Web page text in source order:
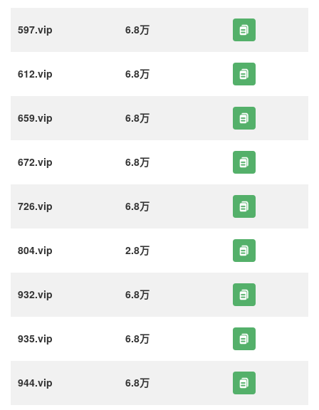
597.vip 6.8万
612.vip 6.8万
659.vip 6.8万
672.vip 6.8万
726.vip 6.8万
804.vip 2.8万
932.vip 6.8万
935.vip 6.8万
944.vip 6.8万